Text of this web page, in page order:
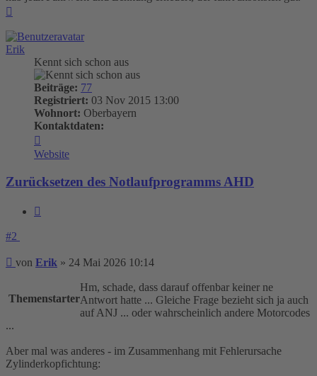
Erik
Kennt sich schon aus
Beiträge: 77
Registriert: 03 Nov 2015 13:00
Wohnort: Oberbayern
Kontaktdaten:
von
Erik
Website
Zurücksetzen des Notlaufprogramms AHD
#2
Beitrag
von Erik » 24 Mai 2026 10:14
Themenstarter
Hm, schade, dass darauf offenbar keiner ne
Antwort hatte ... Gleiche Frage bezieht sich ja auch
auf ANJ ... oder wahrscheinlich andere Motorcodes
...
Aber mal was anderes - im Zusammenhang mit Fehlerursache
Zylinderkopfichtung: